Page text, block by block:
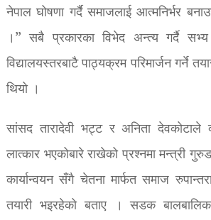
नेपाल घोषणा गर्दै समाजलाई आत्मनिर्भर
।” सबै प्रकारका विभेद अन्त्य गर्दै सभ्य
विद्यालयस्तरबाटै पाठ्यक्रम परिमार्जन गर्ने
थियो ।
सांसद तारादेवी भट्ट र अनिता देवकोटाले
लात्कार भएकोबारे राखेको प्रश्नमा मन्त्री
कार्यान्वयन सँगै चेतना मार्फत समाज
तयारी भइरहेको बताए । सडक